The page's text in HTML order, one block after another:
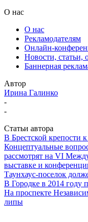
О нас
О нас
Рекламодателям
Онлайн-
Новости, статьи,
Баннерная
Автор
Ирина Галинко
-
-
Статьи автора
В Брестской крепости
Концептуальные
рассмотрят на VI
выставке и
Таунхаус-поселок
В Городке в 2014 году
На проспекте
липы